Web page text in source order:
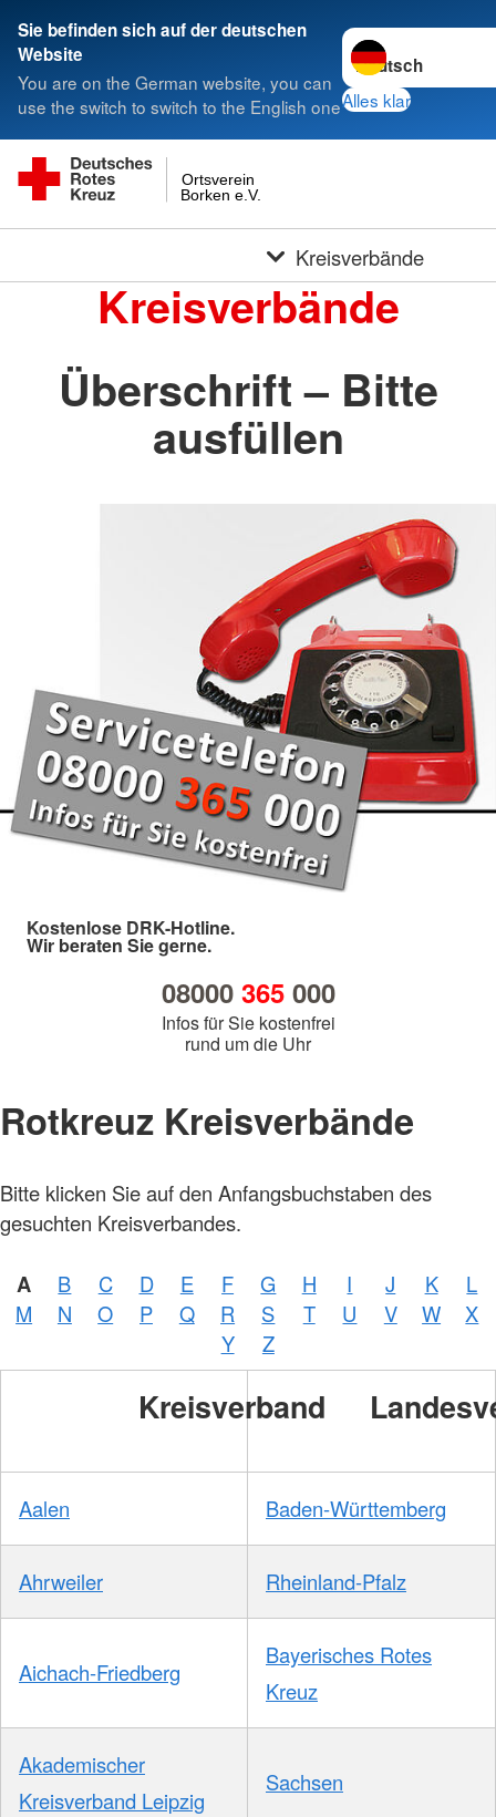
Sie befinden sich auf der deutschen
Website
You are on the German website, you can
use the switch to switch to the English one
Sprache wechseln
Alles klar
Borken e.V.
Ortsverein
Kreisverbände
Kreisverbände
Überschrift – Bitte
ausfüllen
Kostenlose DRK-Hotline.
Wir beraten Sie gerne.
08000 365000
Infos für Sie kostenfrei
rund um die Uhr
Rotkreuz Kreisverbände
Bitte klicken Sie auf den Anfangsbuchstaben des
gesuchten Kreisverbandes.
A B C D E F G H I J K
L
M
N O P Q R S T U V W
X
Y
Z
Kreisverband
Aalen Baden-Württemberg
Ahrweiler Rheinland-Pfalz
Aichach-Friedberg
Bayerisches Rotes
Kreuz
Akademischer
Kreisverband Leipzig
Sachsen